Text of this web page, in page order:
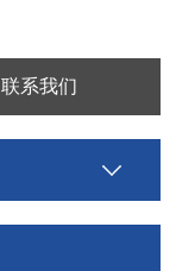
联系我们